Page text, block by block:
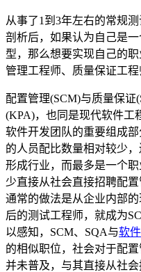
从事了1到3年左右的常规
剖析后，如果认为自己是
型，那么想要实现自己的
管理工程师、质量保证工
配置管理(SCM)与质量保
(KPA)，也同是现代软件工
软件开发团队的重要组成
的人员配比数量相对较少
形成行业，而最多是一个
少直接从社会直接招聘配
通常的做法是从企业内部
后的测试工程师，就成为
以感知，SCM、SQA与软
的相似职位，社会对于配
并未普及，与其直接从社